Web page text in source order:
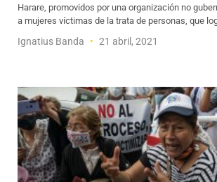
Harare, promovidos por una organización no
a mujeres víctimas de la trata de personas, que
Ignatius Banda 21 abril, 2021